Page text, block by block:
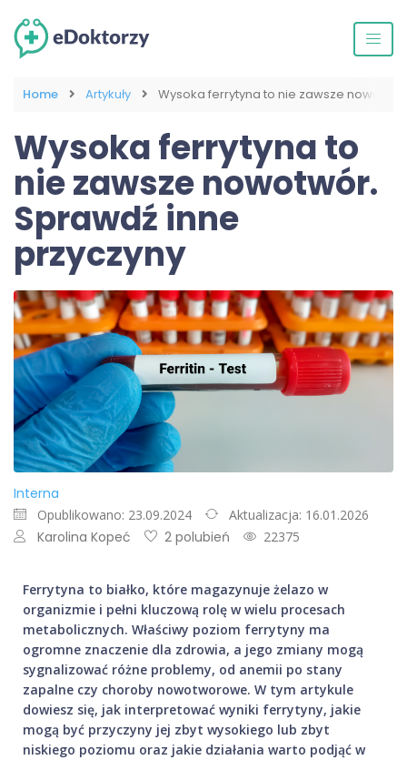
Home Artykuły Wysoka ferrytyna to nie zawsze
Wysoka ferrytyna to
nie zawsze nowotwór.
Sprawdź inne
przyczyny
Interna
Opublikowano: 23.09.2024 Aktualizacja: 16.01.2026
Karolina Kopeć 2 polubień 22375
Ferrytyna to białko, które magazynuje żelazo w
organizmie i pełni kluczową rolę w wielu procesach
metabolicznych. Właściwy poziom ferrytyny ma
ogromne znaczenie dla zdrowia, a jego zmiany mogą
sygnalizować różne problemy, od anemii po stany
zapalne czy choroby nowotworowe. W tym artykule
dowiesz się, jak interpretować wyniki ferrytyny, jakie
mogą być przyczyny jej zbyt wysokiego lub zbyt
niskiego poziomu oraz jakie działania warto podjąć w